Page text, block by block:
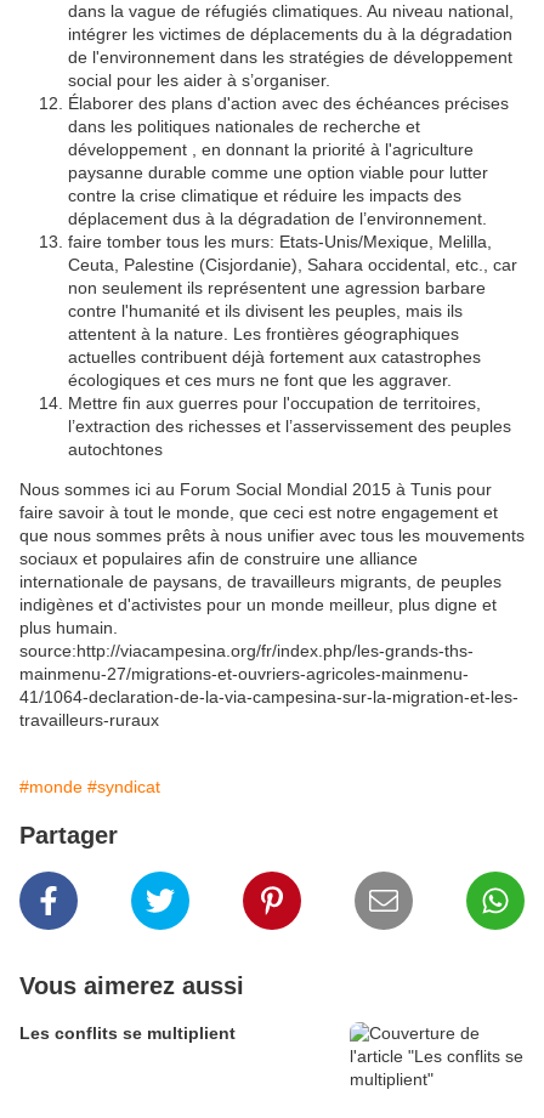
dans la vague de réfugiés climatiques. Au niveau national,
intégrer les victimes de déplacements du à la dégradation
de l'environnement dans les stratégies de développement
social pour les aider à s’organiser.
Élaborer des plans d'action avec des échéances précises
dans les politiques nationales de recherche et
développement , en donnant la priorité à l'agriculture
paysanne durable comme une option viable pour lutter
contre la crise climatique et réduire les impacts des
déplacement dus à la dégradation de l’environnement.
faire tomber tous les murs: Etats-Unis/Mexique, Melilla,
Ceuta, Palestine (Cisjordanie), Sahara occidental, etc., car
non seulement ils représentent une agression barbare
contre l'humanité et ils divisent les peuples, mais ils
attentent à la nature. Les frontières géographiques
actuelles contribuent déjà fortement aux catastrophes
écologiques et ces murs ne font que les aggraver.
Mettre fin aux guerres pour l'occupation de territoires,
l’extraction des richesses et l’asservissement des peuples
autochtones
Nous sommes ici au Forum Social Mondial 2015 à Tunis pour
faire savoir à tout le monde, que ceci est notre engagement et
que nous sommes prêts à nous unifier avec tous les mouvements
sociaux et populaires afin de construire une alliance
internationale de paysans, de travailleurs migrants, de peuples
indigènes et d'activistes pour un monde meilleur, plus digne et
plus humain.
source:http://viacampesina.org/fr/index.php/les-grands-ths-
mainmenu-27/migrations-et-ouvriers-agricoles-mainmenu-
41/1064-declaration-de-la-via-campesina-sur-la-migration-et-les-
travailleurs-ruraux
#monde #syndicat
Partager
Vous aimerez aussi
Les conflits se multiplient